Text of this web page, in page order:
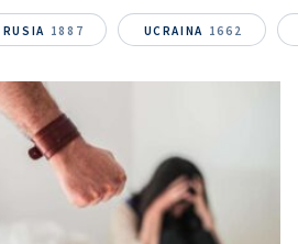
RUSIA 1887 UCRAINA 1662